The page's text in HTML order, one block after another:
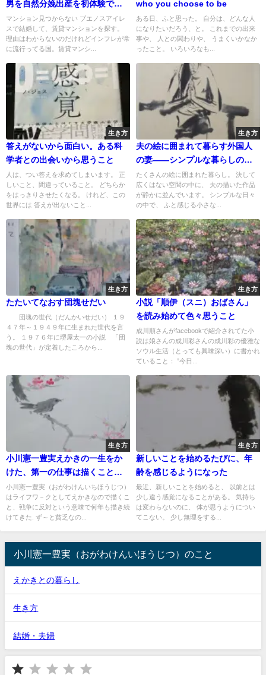
男を自然分娩出産を初体験で戸
惑う
マンション見つからない ブエノスアイレ
スで結婚して、賃貸マンションを探す。
理由はわからないのだけれどインフレが常
に流行ってる国。賃貸マンシ...
who you choose to be
ある日、ふと思った。 自分は、どんな人
になりたいだろう、と。 これまでの出来
事や、 人との関わりや、 うまくいかなか
ったこと。 いろいろなも...
生き方
答えがないから面白い。ある科
学者との出会いから思うこと
人は、つい答えを求めてしまいます。 正
しいこと、間違っていること。 どちらか
をはっきりさせたくなる。 けれど、この
世界には 答えが出ないこと...
生き方
夫の絵に囲まれて暮らす外国人
の妻——シンプルな暮らしの中
で見つける幸せ
たくさんの絵に囲まれた暮らし。 決して
広くはない空間の中に、 夫の描いた作品
が静かに並んでいます。 シンプルな日々
の中で、 ふと感じる小さな...
生き方
たたいてなおす団塊せだい
団塊の世代（だんかいせだい） １９
４７年～１９４９年に生まれた世代を言
う。 １９７６年に堺屋太一の小説 「団
塊の世代」が定着したころから...
生き方
小説「順伊（スニ）おばさん」
を読み始めて色々思うこと
成川順さんがfacebookで紹介されてた小
説は娘さんの成川彩さんの成川彩の優雅な
ソウル生活（とっても興味深い）に書かれ
ていること： ”今日...
生き方
小川憲一豊実えかきの一生をか
けた、第一の仕事は描くこと、
反戦の絵も
小川憲一豊実（おがわけんいちほうじつ）
はライフワ－クとしてえかきなので描くこ
と、戦争に反対という意味で何年も描き続
けてきた. ず～と貧乏なの...
生き方
新しいことを始めるたびに、年
齢を感じるようになった
最近、新しいことを始めると、 以前とは
少し違う感覚になることがある。 気持ち
は変わらないのに、 体が思うようについ
てこない。 少し無理をする...
小川憲一豊実（おがわけんいほうじつ）のこと
えかきとの暮らし
生き方
結婚・夫婦